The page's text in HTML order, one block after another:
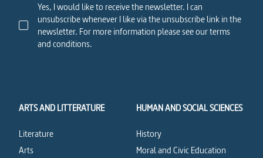
Yes, I would like to receive the newsletter. I can
unsubscribe whenever I like via the unsubscribe link in the
newsletter. For more information please see our terms
and conditions.
ARTS AND LITTERATURE
Literature
Arts
HUMAN AND SOCIAL SCIENCES
History
Moral and Civic Education